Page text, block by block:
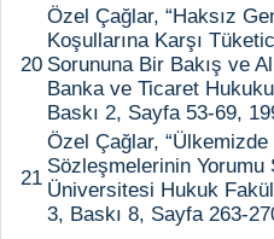
20
Özel Çağlar, “Haksız
Koşullarına Karşı
Sorununa Bir Bakış ve
Banka ve Ticaret
Baskı 2, Sayfa 53-69,
21
Özel Çağlar, “Ülkemizde
Sözleşmelerinin Yorumu
Üniversitesi Hukuk
3, Baskı 8, Sayfa 263-